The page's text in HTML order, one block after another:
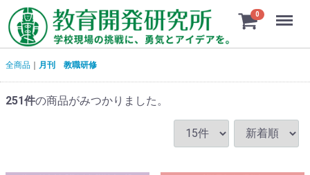
0 Menu
全商品 月刊 教職研修
251件の商品がみつかりました。